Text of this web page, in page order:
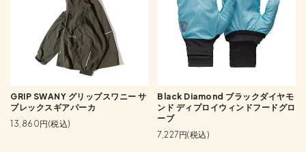
GRIP SWANY グリップスワニー サ
プレックスギアパーカ
13,860円(税込)
Black Diamond ブラックダイヤモ
ンド ディプロイウィンドフードグロ
ーブ
7,227円(税込)